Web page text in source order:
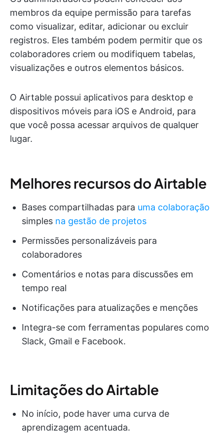
membros da equipe permissão para tarefas
como visualizar, editar, adicionar ou excluir
registros. Eles também podem permitir que os
colaboradores criem ou modifiquem tabelas,
visualizações e outros elementos básicos.
O Airtable possui aplicativos para desktop e
dispositivos móveis para iOS e Android, para
que você possa acessar arquivos de qualquer
lugar.
Melhores recursos do Airtable
Bases compartilhadas para uma colaboração
simples na gestão de projetos
Permissões personalizáveis para
colaboradores
Comentários e notas para discussões em
tempo real
Notificações para atualizações e menções
Integra-se com ferramentas populares como
Slack, Gmail e Facebook.
Limitações do Airtable
No início, pode haver uma curva de
aprendizagem acentuada.